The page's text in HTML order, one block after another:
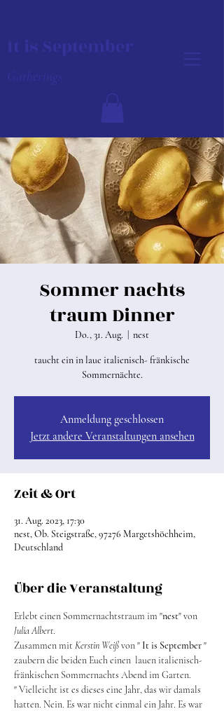
It is September
Gatherings
Sommer nachts
traum Dinner
Do., 31. Aug. nest
taucht ein in laue italienisch- fränkische
Sommernächte.
Anmeldung geschlossen
Jetzt andere Veranstaltungen ansehen
Zeit & Ort
31. Aug. 2023, 17:30
nest, Ob. Steigstraße, 97276 Margetshöchheim,
Deutschland
Über die Veranstaltung
Erlebt einen Sommernachtstraum im "nest" von
Julia Albert.
Zusammen mit Kerstin Weiß von " It is September "
zaubern die beiden Euch einen  lauen italienisch-
fränkischen Sommernachts Abend im Garten.
" Vielleicht ist es dieses eine Jahr, das wir damals
hatten. Nein. Es war nicht einmal ein Jahr. Es war